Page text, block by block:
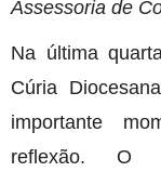
Assessoria de
Na última
Cúria
importante
reflexão. O